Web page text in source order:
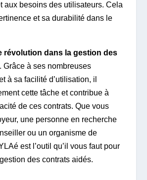
aux besoins des utilisateurs. Cela
et sa durabilité dans le
révolution dans la gestion des
. Grâce à ses nombreuses
à sa facilité d’utilisation, il
cette tâche et contribue à
de ces contrats. Que vous
une personne en recherche
ou un organisme de
est l’outil qu’il vous faut pour
des contrats aidés.